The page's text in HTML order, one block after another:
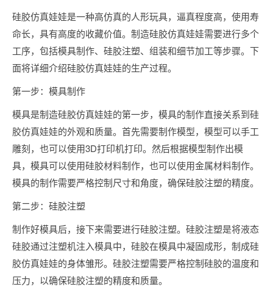
硅胶仿真娃娃是一种高仿真的人形玩具，逼真程度高，使用寿
命长，具有高度的收藏价值。制造硅胶仿真娃娃需要进行多个
工序，包括模具制作、硅胶注塑、组装和细节加工等步骤。下
面将详细介绍硅胶仿真娃娃的生产过程。
第一步：模具制作
模具是制造硅胶仿真娃娃的第一步，模具的制作直接关系到硅
胶仿真娃娃的外观和质量。首先需要制作模型，模型可以手工
雕刻，也可以使用3D打印机打印。然后根据模型制作出模
具，模具可以使用硅胶材料制作，也可以使用金属材料制作。
模具的制作需要严格控制尺寸和角度，确保硅胶注塑的精度。
第二步：硅胶注塑
制作好模具后，接下来需要进行硅胶注塑。硅胶注塑是将液态
硅胶通过注塑机注入模具中，硅胶在模具中凝固成形，制成硅
胶仿真娃娃的身体雏形。硅胶注塑需要严格控制硅胶的温度和
压力，以确保硅胶注塑的精度和质量。